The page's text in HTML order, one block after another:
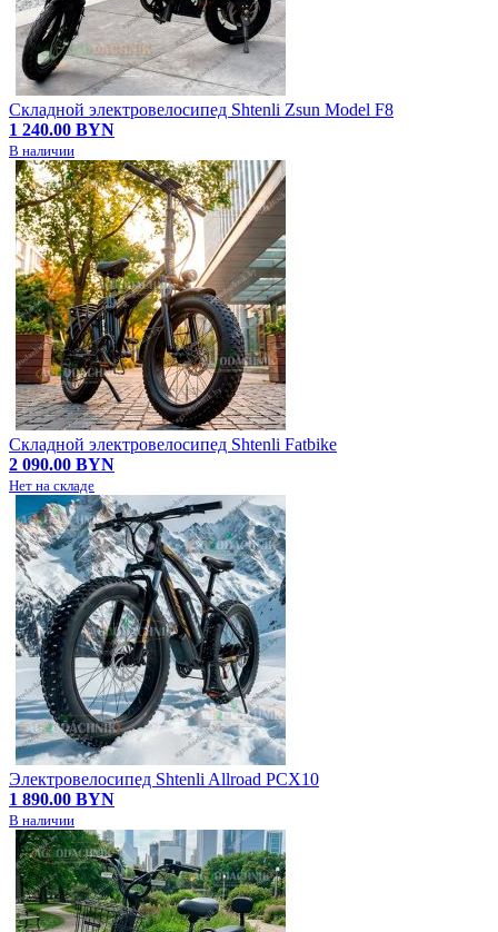
Складной электровелосипед Shtenli Zsun Model F8
1 240.00 BYN
В наличии
Складной электровелосипед Shtenli Fatbike
2 090.00 BYN
Нет на складе
Электровелосипед Shtenli Allroad PCX10
1 890.00 BYN
В наличии